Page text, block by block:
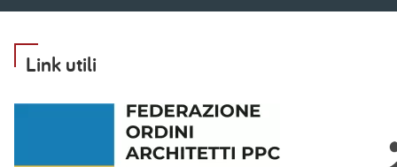
Link utili